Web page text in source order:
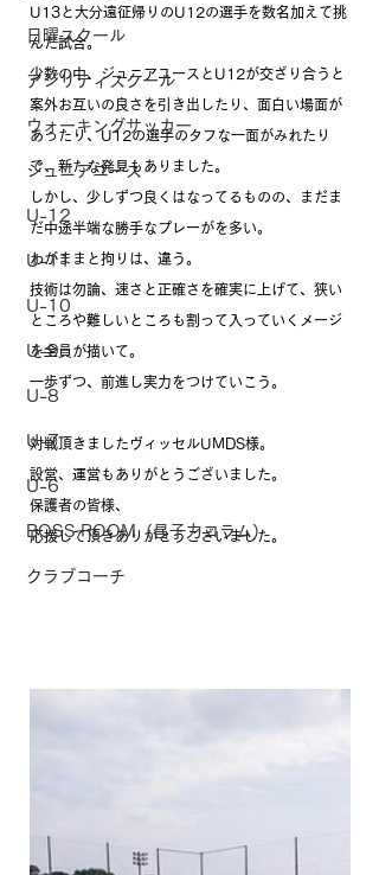
日曜スクール
アジリティスクール
ウォーキングサッカー
ジュニアユース
U-12
U-11
U-10
U-9
U-8
U-7
U-6
BOSS ROOM（昌子力コラム）
クラブコーチ
U13と大分遠征帰りのU12の選手を数名加えて挑
んだ試合。
少数の中、ジュニアユースとU12が交ざり合うと
案外お互いの良さを引き出したり、面白い場面が
あったり、U12の選手のタフな一面がみれたり
で、新たな発見もありました。
しかし、少しずつ良くはなってるものの、まだま
だ中途半端な勝手なプレーがを多い。
わがままと拘りは、違う。
技術は勿論、速さと正確さを確実に上げて、狭い
ところや難しいところも割って入っていくメージ
を全員が描いて。
一歩ずつ、前進し実力をつけていこう。
対戦頂きましたヴィッセルUMDS様。
設営、運営もありがとうございました。
保護者の皆様、
応援して頂きありがとうございました。